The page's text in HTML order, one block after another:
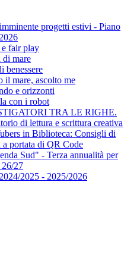
progetti estivi - Piano
e fair play
di mare
benessere
il mare, ascolto me
e orizzonti
con i robot
TRA LE RIGHE.
di lettura e scrittura creativa
in Biblioteca: Consigli di
a portata di QR Code
Sud" - Terza annualità per
26/27
2025 - 2025/2026